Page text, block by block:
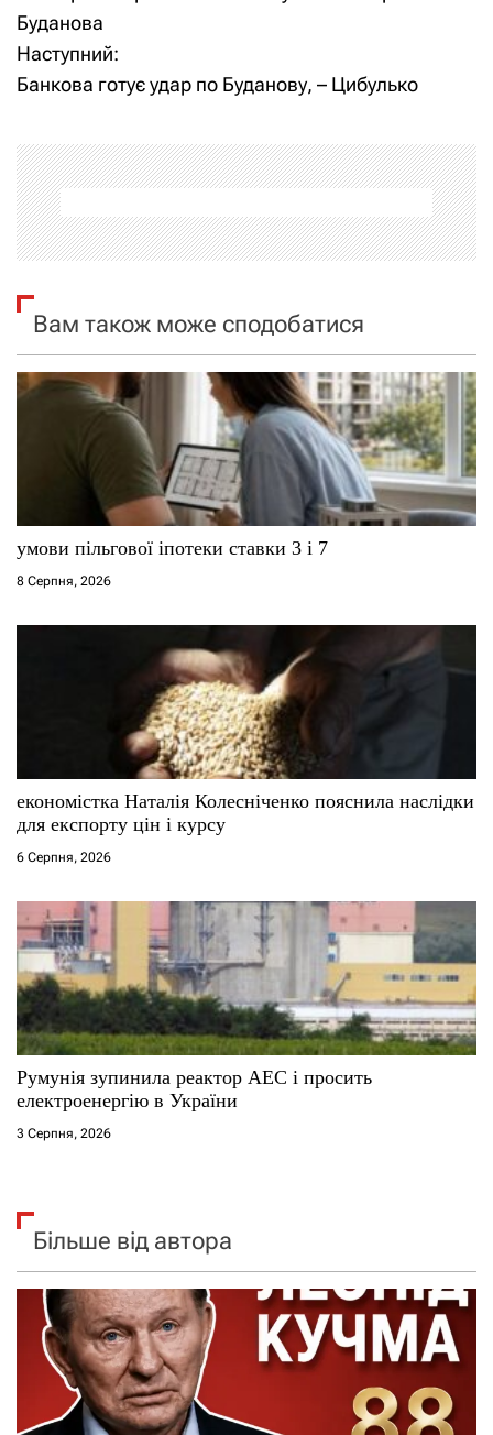
а
в
г
а
ц
і
я
з
и
с
і
Буданова
Наступний:
Банкова готує удар по Буданову, – Цибулько
Вам також може сподобатися
умови пільгової іпотеки ставки 3 і 7
8 Серпня, 2026
економістка Наталія Колесніченко пояснила наслідки
для експорту цін і курсу
6 Серпня, 2026
Румунія зупинила реактор АЕС і просить
електроенергію в України
3 Серпня, 2026
Більше від автора